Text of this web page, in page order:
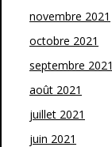
novembre 2021
octobre 2021
septembre 2021
août 2021
juillet 2021
juin 2021